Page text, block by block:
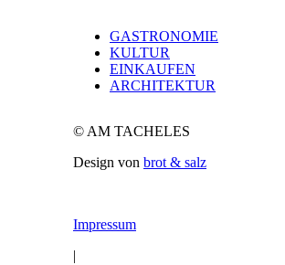
GASTRONOMIE
KULTUR
EINKAUFEN
ARCHITEKTUR
© AM TACHELES
Design von brot & salz
Impressum
|